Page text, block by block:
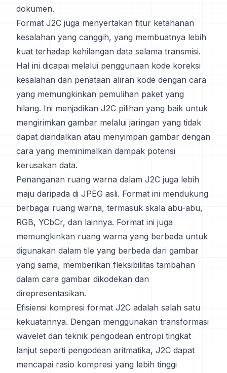
dokumen.
Format J2C juga menyertakan fitur ketahanan
kesalahan yang canggih, yang membuatnya lebih
kuat terhadap kehilangan data selama transmisi.
Hal ini dicapai melalui penggunaan kode koreksi
kesalahan dan penataan aliran kode dengan cara
yang memungkinkan pemulihan paket yang
hilang. Ini menjadikan J2C pilihan yang baik untuk
mengirimkan gambar melalui jaringan yang tidak
dapat diandalkan atau menyimpan gambar dengan
cara yang meminimalkan dampak potensi
kerusakan data.
Penanganan ruang warna dalam J2C juga lebih
maju daripada di JPEG asli. Format ini mendukung
berbagai ruang warna, termasuk skala abu-abu,
RGB, YCbCr, dan lainnya. Format ini juga
memungkinkan ruang warna yang berbeda untuk
digunakan dalam tile yang berbeda dari gambar
yang sama, memberikan fleksibilitas tambahan
dalam cara gambar dikodekan dan
direpresentasikan.
Efisiensi kompresi format J2C adalah salah satu
kekuatannya. Dengan menggunakan transformasi
wavelet dan teknik pengodean entropi tingkat
lanjut seperti pengodean aritmatika, J2C dapat
mencapai rasio kompresi yang lebih tinggi